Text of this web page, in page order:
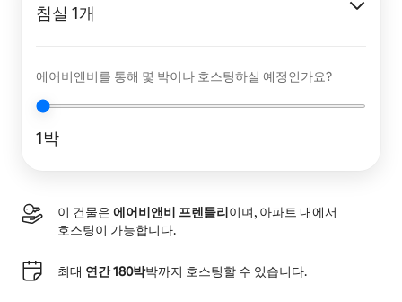
침실 1개
에어비앤비를 통해 몇 박이나 호스팅하실 예정인가요?
1박
이 건물은 에어비앤비 프렌들리이며, 아파트 내에서
호스팅이 가능합니다.
최대 연간 180박박까지 호스팅할 수 있습니다.